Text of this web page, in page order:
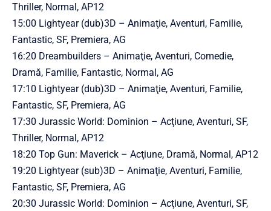
Thriller, Normal, AP12
15:00 Lightyear (dub)3D – Animaţie, Aventuri, Familie,
Fantastic, SF, Premiera, AG
16:20 Dreambuilders – Animaţie, Aventuri, Comedie,
Dramă, Familie, Fantastic, Normal, AG
17:10 Lightyear (dub)3D – Animaţie, Aventuri, Familie,
Fantastic, SF, Premiera, AG
17:30 Jurassic World: Dominion – Acţiune, Aventuri, SF,
Thriller, Normal, AP12
18:20 Top Gun: Maverick – Acţiune, Dramă, Normal, AP12
19:20 Lightyear (sub)3D – Animaţie, Aventuri, Familie,
Fantastic, SF, Premiera, AG
20:30 Jurassic World: Dominion – Acţiune, Aventuri, SF,